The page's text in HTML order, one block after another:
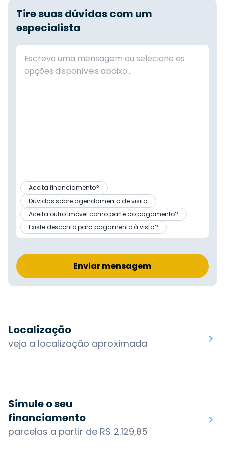
Tire suas dúvidas com um
especialista
Aceita financiamento?
Dúvidas sobre agendamento de visita
Aceita outro imóvel como parte do pagamento?
Existe desconto para pagamento à vista?
Enviar mensagem
Localização
veja a localização aproximada
Simule o seu
financiamento
parcelas a partir de R$ 2.129,85